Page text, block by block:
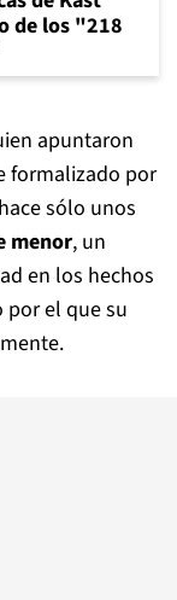
de los "218
apuntaron
formalizado por
sólo unos
menor, un
en los hechos
el que su